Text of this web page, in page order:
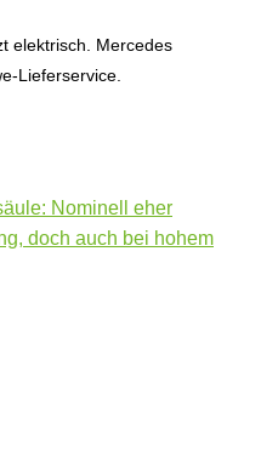
elektrisch. Mercedes
Lieferservice.